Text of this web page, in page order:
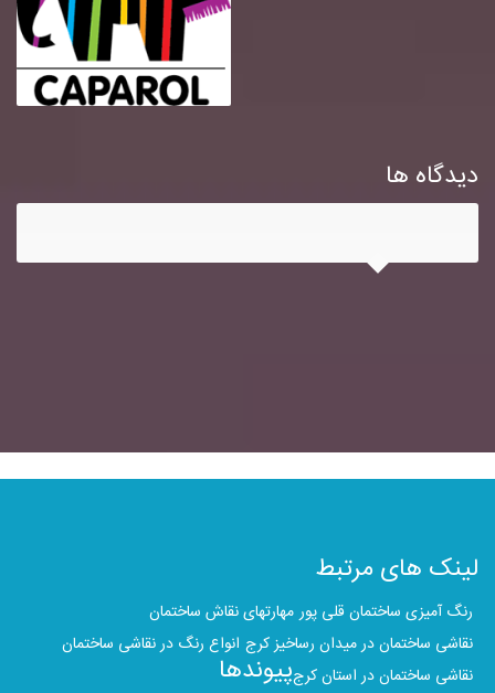
دیدگاه ها
لینک های مرتبط
رنگ آمیزی ساختمان قلی پور مهارتهای نقاش ساختمان
نقاشی ساختمان در میدان رساخیز کرج انواع رنگ در نقاشی ساختمان
نقاشی ساختمان در استان کرجپیوندها